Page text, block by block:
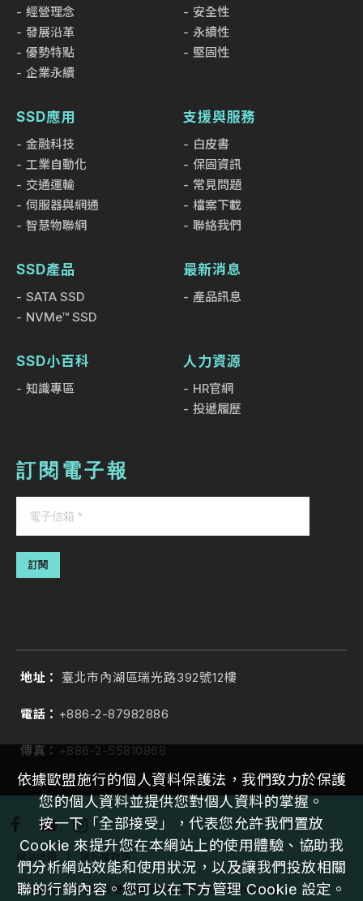
經營理念
發展沿革
優勢特點
企業永續
安全性
永續性
堅固性
SSD應用
金融科技
工業自動化
交通運輸
伺服器與網通
智慧物聯網
支援與服務
白皮書
保固資訊
常見問題
檔案下載
聯絡我們
SSD產品
SATA SSD
NVMe™ SSD
最新消息
產品訊息
SSD小百科
知識專區
人力資源
HR官網
投遞履歷
訂閱電子報
訂閱
地址： 臺北市內湖區瑞光路392號12樓
電話： +886-2-87982886
傳真： +886-2-55810868
Copyright © 2026 建興儲存科技 SSSTC Technology
網站地圖 隱私權政策
依據歐盟施行的個人資料保護法，我們致力於保護
您的個人資料並提供您對個人資料的掌握。
按一下「全部接受」，代表您允許我們置放
Cookie 來提升您在本網站上的使用體驗、協助我
們分析網站效能和使用狀況，以及讓我們投放相關
聯的行銷內容。您可以在下方管理 Cookie 設定。